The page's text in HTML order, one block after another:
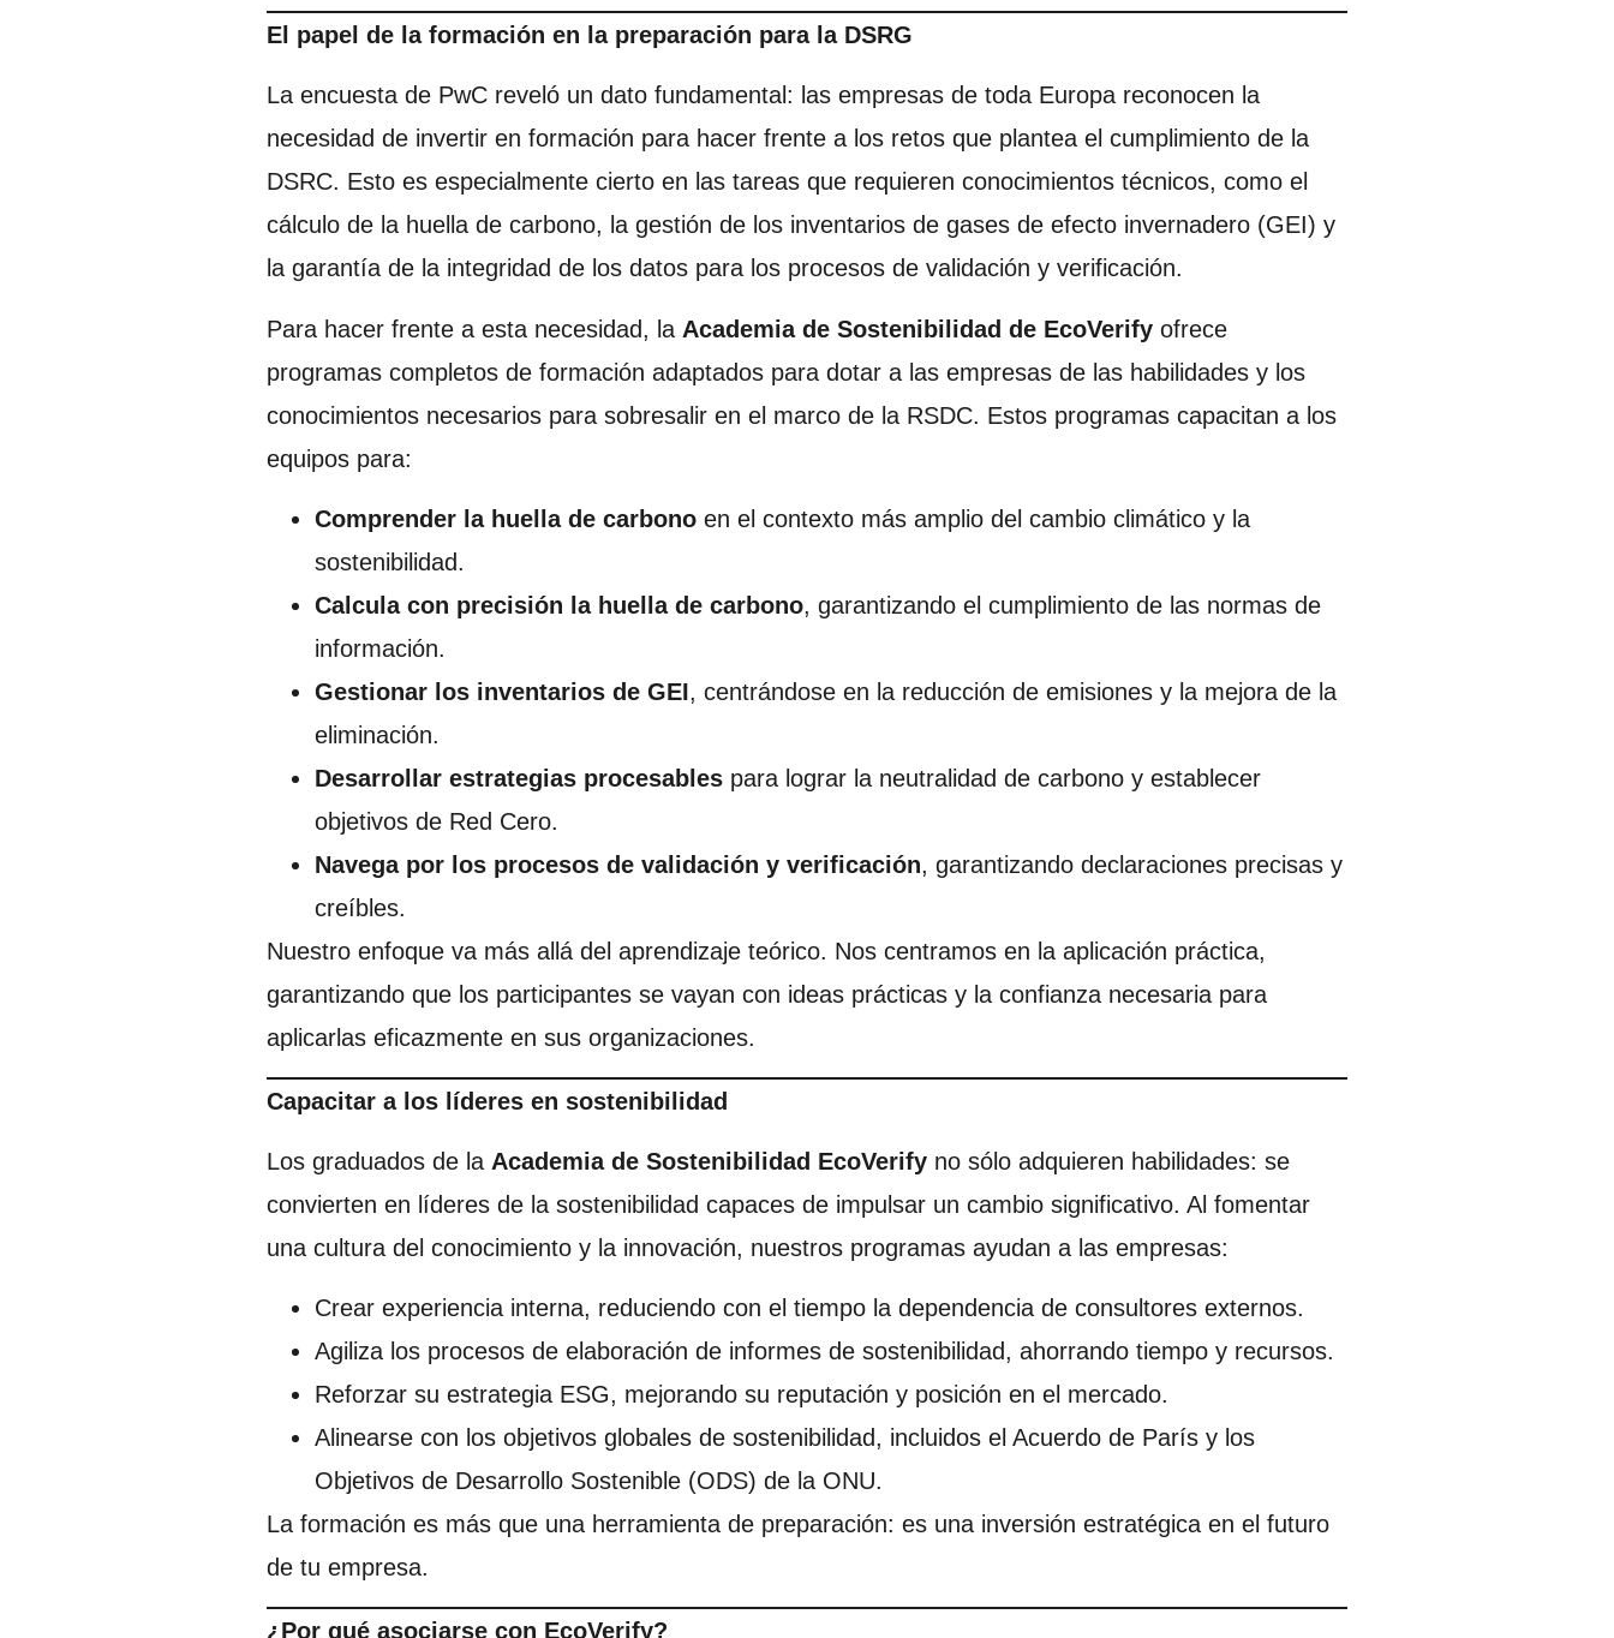
El papel de la formación en la preparación para la DSRG
La encuesta de PwC reveló un dato fundamental: las empresas de toda Europa reconocen la
necesidad de invertir en formación para hacer frente a los retos que plantea el cumplimiento de la
DSRC. Esto es especialmente cierto en las tareas que requieren conocimientos técnicos, como el
cálculo de la huella de carbono, la gestión de los inventarios de gases de efecto invernadero (GEI) y
la garantía de la integridad de los datos para los procesos de validación y verificación.
Para hacer frente a esta necesidad, la Academia de Sostenibilidad de EcoVerify ofrece
programas completos de formación adaptados para dotar a las empresas de las habilidades y los
conocimientos necesarios para sobresalir en el marco de la RSDC. Estos programas capacitan a los
equipos para:
Comprender la huella de carbono en el contexto más amplio del cambio climático y la
sostenibilidad.
Calcula con precisión la huella de carbono, garantizando el cumplimiento de las normas de
información.
Gestionar los inventarios de GEI, centrándose en la reducción de emisiones y la mejora de la
eliminación.
Desarrollar estrategias procesables para lograr la neutralidad de carbono y establecer
objetivos de Red Cero.
Navega por los procesos de validación y verificación, garantizando declaraciones precisas y
creíbles.
Nuestro enfoque va más allá del aprendizaje teórico. Nos centramos en la aplicación práctica,
garantizando que los participantes se vayan con ideas prácticas y la confianza necesaria para
aplicarlas eficazmente en sus organizaciones.
Capacitar a los líderes en sostenibilidad
Los graduados de la Academia de Sostenibilidad EcoVerify no sólo adquieren habilidades: se
convierten en líderes de la sostenibilidad capaces de impulsar un cambio significativo. Al fomentar
una cultura del conocimiento y la innovación, nuestros programas ayudan a las empresas:
Crear experiencia interna, reduciendo con el tiempo la dependencia de consultores externos.
Agiliza los procesos de elaboración de informes de sostenibilidad, ahorrando tiempo y recursos.
Reforzar su estrategia ESG, mejorando su reputación y posición en el mercado.
Alinearse con los objetivos globales de sostenibilidad, incluidos el Acuerdo de París y los
Objetivos de Desarrollo Sostenible (ODS) de la ONU.
La formación es más que una herramienta de preparación: es una inversión estratégica en el futuro
de tu empresa.
¿Por qué asociarse con EcoVerify?